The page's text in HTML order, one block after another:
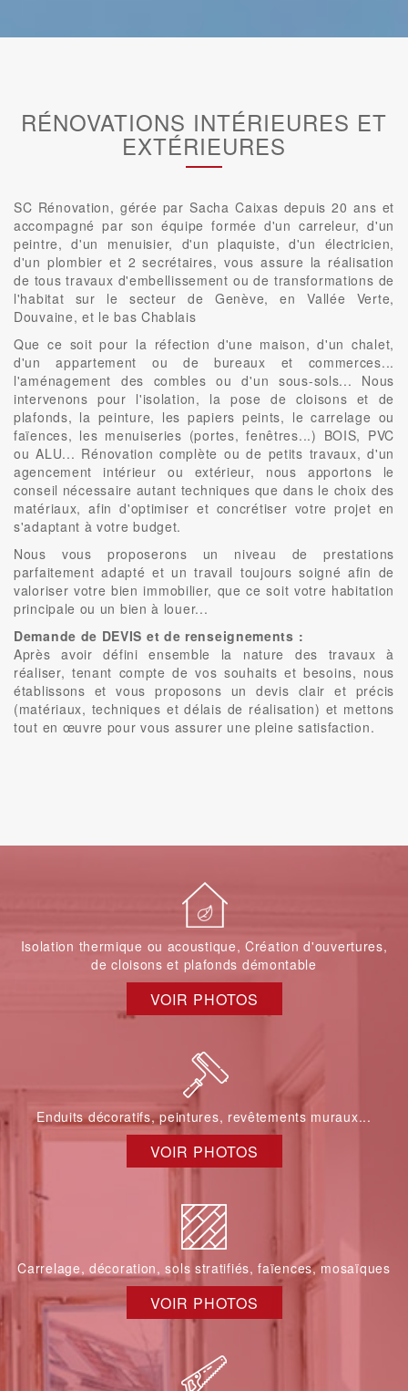
RÉNOVATIONS INTÉRIEURES ET
EXTÉRIEURES
SC Rénovation, gérée par Sacha Caixas depuis 20 ans et
accompagné par son équipe formée d'un carreleur, d'un
peintre, d'un menuisier, d'un plaquiste, d'un électricien,
d'un plombier et 2 secrétaires, vous assure la réalisation
de tous travaux d'embellissement ou de transformations de
l'habitat sur le secteur de Genève, en Vallée Verte,
Douvaine, et le bas Chablais
Que ce soit pour la réfection d'une maison, d'un chalet,
d'un appartement ou de bureaux et commerces...
l'aménagement des combles ou d'un sous-sols... Nous
intervenons pour l'isolation, la pose de cloisons et de
plafonds, la peinture, les papiers peints, le carrelage ou
faïences, les menuiseries (portes, fenêtres...) BOIS, PVC
ou ALU... Rénovation complète ou de petits travaux, d'un
agencement intérieur ou extérieur, nous apportons le
conseil nécessaire autant techniques que dans le choix des
matériaux, afin d'optimiser et concrétiser votre projet en
s'adaptant à votre budget.
Nous vous proposerons un niveau de prestations
parfaitement adapté et un travail toujours soigné afin de
valoriser votre bien immobilier, que ce soit votre habitation
principale ou un bien à louer...
Demande de DEVIS et de renseignements :
Après avoir défini ensemble la nature des travaux à
réaliser, tenant compte de vos souhaits et besoins, nous
établissons et vous proposons un devis clair et précis
(matériaux, techniques et délais de réalisation) et mettons
tout en œuvre pour vous assurer une pleine satisfaction.
Isolation thermique ou acoustique, Création d'ouvertures,
de cloisons et plafonds démontable
VOIR PHOTOS
Enduits décoratifs, peintures, revêtements muraux...
VOIR PHOTOS
Carrelage, décoration, sols stratifiés, faïences, mosaïques
VOIR PHOTOS